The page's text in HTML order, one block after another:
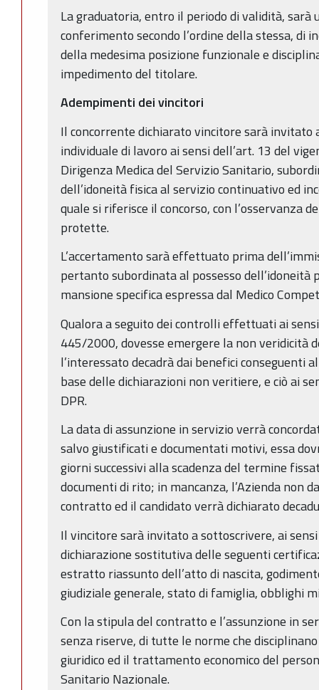
La graduatoria, entro il periodo di validità,
conferimento secondo l’ordine della stessa, di
della medesima posizione funzionale e
impedimento del titolare.
Adempimenti dei vincitori
Il concorrente dichiarato vincitore sarà
individuale di lavoro ai sensi dell’art. 13 del
Dirigenza Medica del Servizio Sanitario,
dell’idoneità fisica al servizio continuativo ed
quale si riferisce il concorso, con l’osservanza
protette.
L’accertamento sarà effettuato prima
pertanto subordinata al possesso dell’idoneità
mansione specifica espressa dal Medico
Qualora a seguito dei controlli effettuati ai
445/2000, dovesse emergere la non veridicità
l’interessato decadrà dai benefici conseguenti
base delle dichiarazioni non veritiere, e ciò ai
DPR.
La data di assunzione in servizio verrà
salvo giustificati e documentati motivi, essa
giorni successivi alla scadenza del termine
documenti di rito; in mancanza, l’Azienda non
contratto ed il candidato verrà dichiarato
Il vincitore sarà invitato a sottoscrivere, ai
dichiarazione sostitutiva delle seguenti
estratto riassunto dell’atto di nascita,
giudiziale generale, stato di famiglia, obblighi
Con la stipula del contratto e l’assunzione in
senza riserve, di tutte le norme che
giuridico ed il trattamento economico del
Sanitario Nazionale.